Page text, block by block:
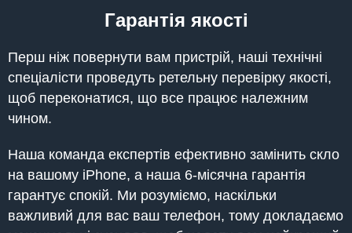
Гарантія якості
Перш ніж повернути вам пристрій, наші технічні
спеціалісти проведуть ретельну перевірку якості,
щоб переконатися, що все працює належним
чином.
Наша команда експертів ефективно замінить скло
на вашому iPhone, а наша 6-місячна гарантія
гарантує спокій. Ми розуміємо, наскільки
важливий для вас ваш телефон, тому докладаємо